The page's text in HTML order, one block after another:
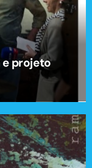
e projeto